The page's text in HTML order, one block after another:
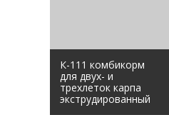
К-111 комбикорм
для двух- и
трехлеток карпа
экструдированный